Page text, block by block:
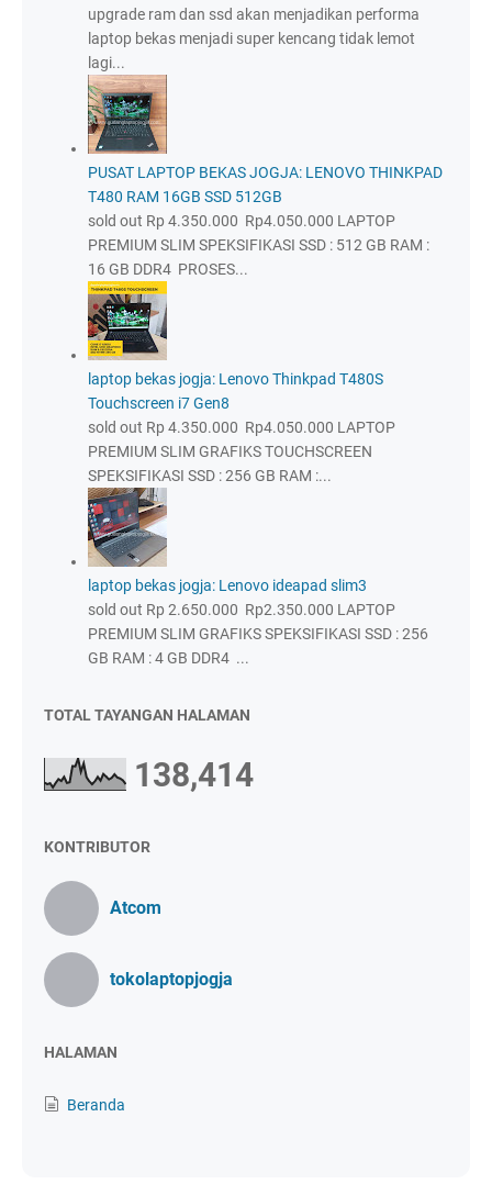
upgrade ram dan ssd akan menjadikan performa
laptop bekas menjadi super kencang tidak lemot
lagi...
PUSAT LAPTOP BEKAS JOGJA: LENOVO THINKPAD
T480 RAM 16GB SSD 512GB
sold out Rp 4.350.000 Rp4.050.000 LAPTOP
PREMIUM SLIM SPEKSIFIKASI SSD : 512 GB RAM :
16 GB DDR4 PROSES...
laptop bekas jogja: Lenovo Thinkpad T480S
Touchscreen i7 Gen8
sold out Rp 4.350.000 Rp4.050.000 LAPTOP
PREMIUM SLIM GRAFIKS TOUCHSCREEN
SPEKSIFIKASI SSD : 256 GB RAM :...
laptop bekas jogja: Lenovo ideapad slim3
sold out Rp 2.650.000 Rp2.350.000 LAPTOP
PREMIUM SLIM GRAFIKS SPEKSIFIKASI SSD : 256
GB RAM : 4 GB DDR4 ...
TOTAL TAYANGAN HALAMAN
138,414
KONTRIBUTOR
Atcom
tokolaptopjogja
HALAMAN
Beranda